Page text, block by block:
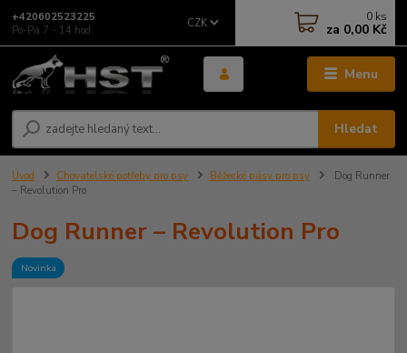
Menu
CZK
Hledat
+420602523225
Po-Pá 7 - 14 hod.
0 ks
za 0,00 Kč
Úvod Chovatelské potřeby pro psy Běžecké pásy pro psy
Dog Runner
– Revolution Pro
Dog Runner – Revolution Pro
Novinka